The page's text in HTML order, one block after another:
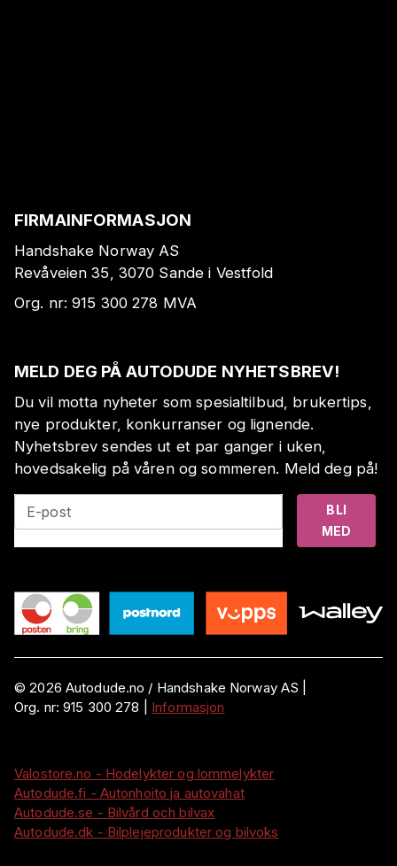
FIRMAINFORMASJON
Handshake Norway AS
Revåveien 35, 3070 Sande i Vestfold
Org. nr:915 300 278 MVA
MELD DEG PÅ AUTODUDE NYHETSBREV!
Du vil motta nyheter som spesialtilbud, brukertips,
nye produkter, konkurranser og lignende.
Nyhetsbrev sendes ut et par ganger i uken,
hovedsakelig på våren og sommeren. Meld deg på!
E-post
BLI
MED
©2026 Autodude.no / Handshake Norway AS
Org. nr:915 300 278 Informasjon
Valostore.no - Hodelykter og lommelykter
Autodude.fi - Autonhoito ja autovahat
Autodude.se - Bilvård och bilvax
Autodude.dk - Bilplejeprodukter og bilvoks